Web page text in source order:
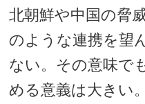
北朝鮮や中国の脅
のような連携を望
ない。その意味で
める意義は大きい。